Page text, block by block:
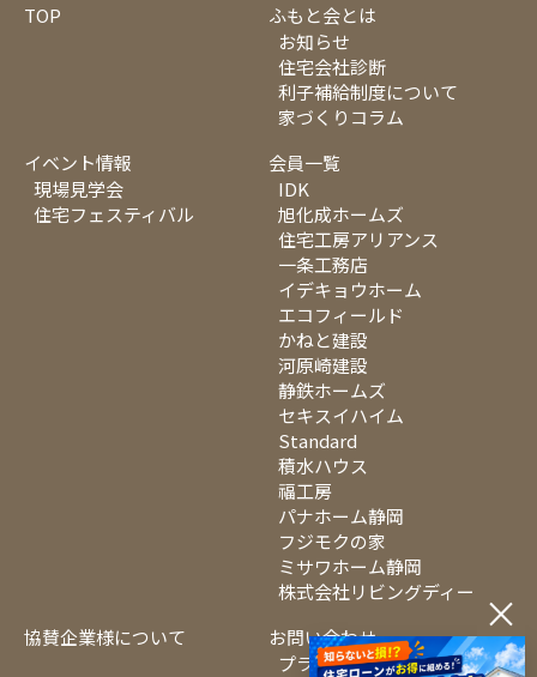
TOP
ふもと会とは
お知らせ
住宅会社診断
利子補給制度について
家づくりコラム
イベント情報
現場見学会
住宅フェスティバル
会員一覧
IDK
旭化成ホームズ
住宅工房アリアンス
一条工務店
イデキョウホーム
エコフィールド
かねと建設
河原崎建設
静鉄ホームズ
セキスイハイム
Standard
積水ハウス
福工房
パナホーム静岡
フジモクの家
ミサワホーム静岡
株式会社リビングディー
協賛企業様について
お問い合わせ
プライバシーポリシー
×